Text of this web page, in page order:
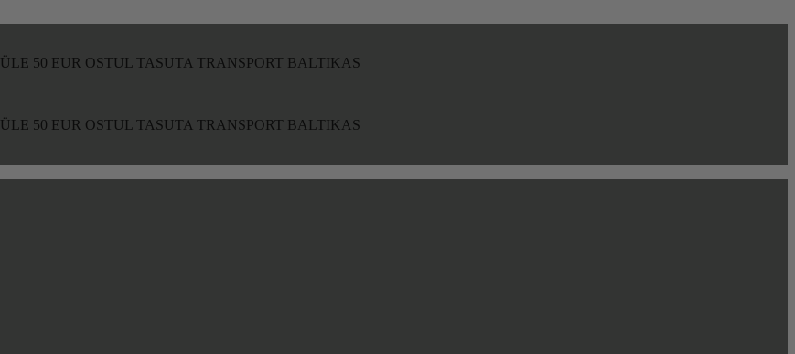
ÜLE 50 EUR OSTUL TASUTA TRANSPORT BALTIKAS
ÜLE 50 EUR OSTUL TASUTA TRANSPORT BALTIKAS